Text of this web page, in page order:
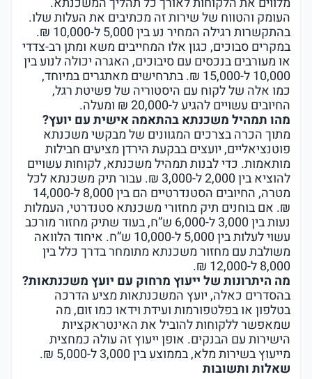
העומק והטווח של שירות זה מכתיבים את העלות שלו.
בהתקשרות רגילה המחיר נע בין 5,000 ל-10,000 ₪.
במקרים סבוכים, כגון אלו המחייבים משא ומתן רב-צדדי
או מעורבים בנכסים עם סיבוכים, האגרה יכולה לנוע בין
10,000 ל-15,000 ₪. בתרחישים מאתגרים במיוחד,
כמו אלה של לקוח עם היסטוריה של פשיטת רגל,
החיובים עשויים להגיע ל-20,000 ₪ ומעלה.
מהו תמהיל משכנתא בהתאמה אישית עם יועץ?
מתוך הכרה בצרכים המגוונים של מבקשי משכנתא
פוטנציאליים, יועצים בבקעת הירדן מציעים חבילות
מותאמות. כדי לבנות תמהיל משכנתא, לקוחות עשויים
להוציא בין 2,000 ל-3,000 ₪. עבור תיק משכנתא לכל
מטרה, החיובים הסטנדרטיים הם בין 8,000 ל-14,000
₪. אם בוחנים תיק מחזורי משכנתא סטנדרטי, העמלות
נעות בין 3,000 ל-6,000 ש”ח, בעוד שתיק מחזור מורכב
עשוי לעלות בין 5,000 ל-10,000 ש”ח. איחוד הלוואה
משולבת עם מחזור משכנתא מתומחר בדרך כלל בין
8,000 ל-12,000 ₪.
מה היתרונות של ייעוץ מרחוק עם יועץ משכנתאות?
בהסדרים כאלה, יועץ המשכנתאות מציע הדרכה
בטלפון או בפלטפורמות ועידת וידאו כמו זום, מה
שמאפשר ללקוחות להוביל את האינטראקציות
הישירות עם הבנקים. אופן ייעוץ זה עולה כמחצית
מייעוץ בשירות מלא, בממוצע בין 3,000 ל-5,000 ₪.
שאלות ותשובות